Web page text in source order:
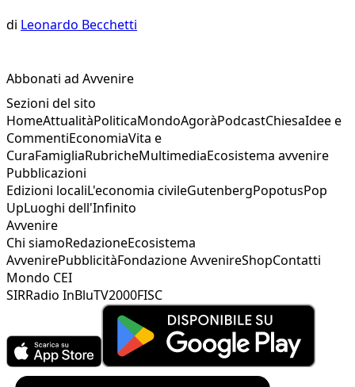
di Leonardo Becchetti
Abbonati ad Avvenire
Sezioni del sito
HomeAttualitàPoliticaMondoAgoràPodcastChiesaIdee e
CommentiEconomiaVita e
CuraFamigliaRubricheMultimediaEcosistema avvenire
Pubblicazioni
Edizioni localiL'economia civileGutenbergPopotusPop
UpLuoghi dell'Infinito
Avvenire
Chi siamoRedazioneEcosistema
AvvenirePubblicitàFondazione AvvenireShopContatti
Mondo CEI
SIRRadio InBluTV2000FISC